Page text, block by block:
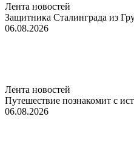
Лента новостей
Защитника Сталинграда из
06.08.2026
Лента новостей
Путешествие познакомит с
06.08.2026